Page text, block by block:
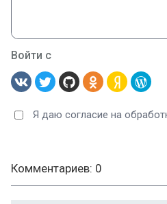
Войти с
Я даю согласие на
Комментариев: 0